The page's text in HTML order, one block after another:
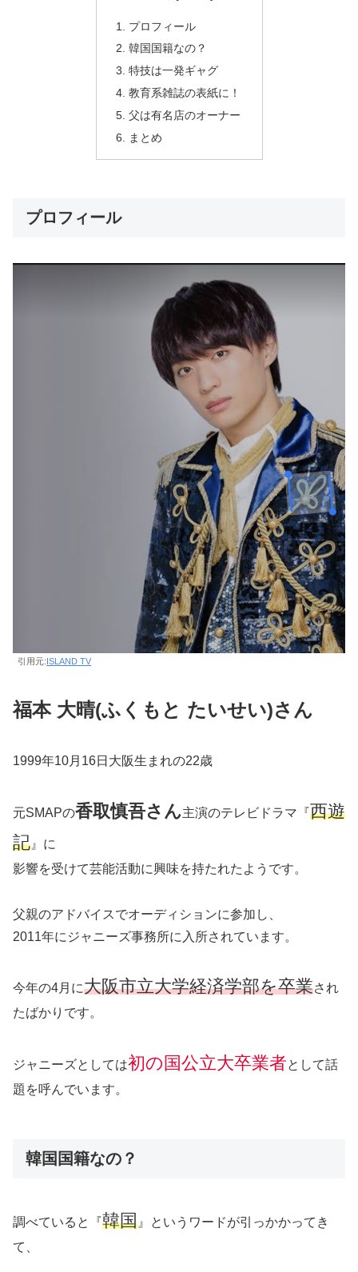
プロフィール
韓国国籍なの？
特技は一発ギャグ
教育系雑誌の表紙に！
父は有名店のオーナー
まとめ
プロフィール
引用元: ISLAND TV
福本 大晴(ふくもと たいせい)さん
1999年10月16日大阪生まれの22歳
元SMAPの香取慎吾さん主演のテレビドラマ『西遊
記 』に
影響を受けて芸能活動に興味を持たれたようです。
父親のアドバイスでオーディションに参加し、
2011年にジャニーズ事務所に入所されています。
今年の4月に大阪市立大学経済学部を卒業され
たばかりです。
ジャニーズとしては初の国公立大卒業者として話
題を呼んでいます。
韓国国籍なの？
調べていると『韓国 』というワードが引っかかってき
て、